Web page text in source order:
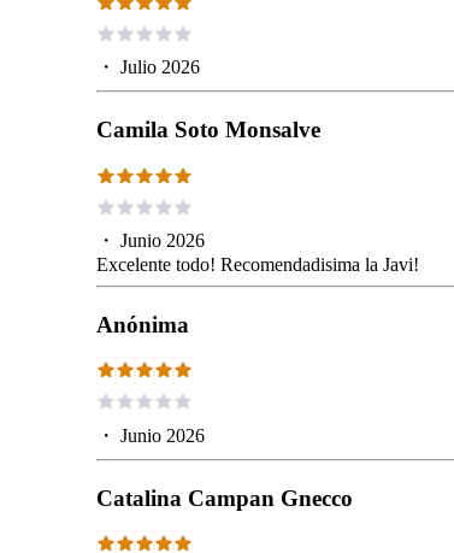
・ Julio 2026
Camila Soto Monsalve
・ Junio 2026
Excelente todo! Recomendadisima la Javi!
Anónima
・ Junio 2026
Catalina Campan Gnecco